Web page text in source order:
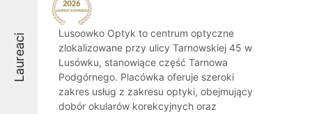
Laureaci
Lusoowko Optyk to centrum optyczne
zlokalizowane przy ulicy Tarnowskiej 45 w
Lusówku, stanowiące część Tarnowa
Podgórnego. Placówka oferuje szeroki
zakres usług z zakresu optyki, obejmujący
dobór okularów korekcyjnych oraz